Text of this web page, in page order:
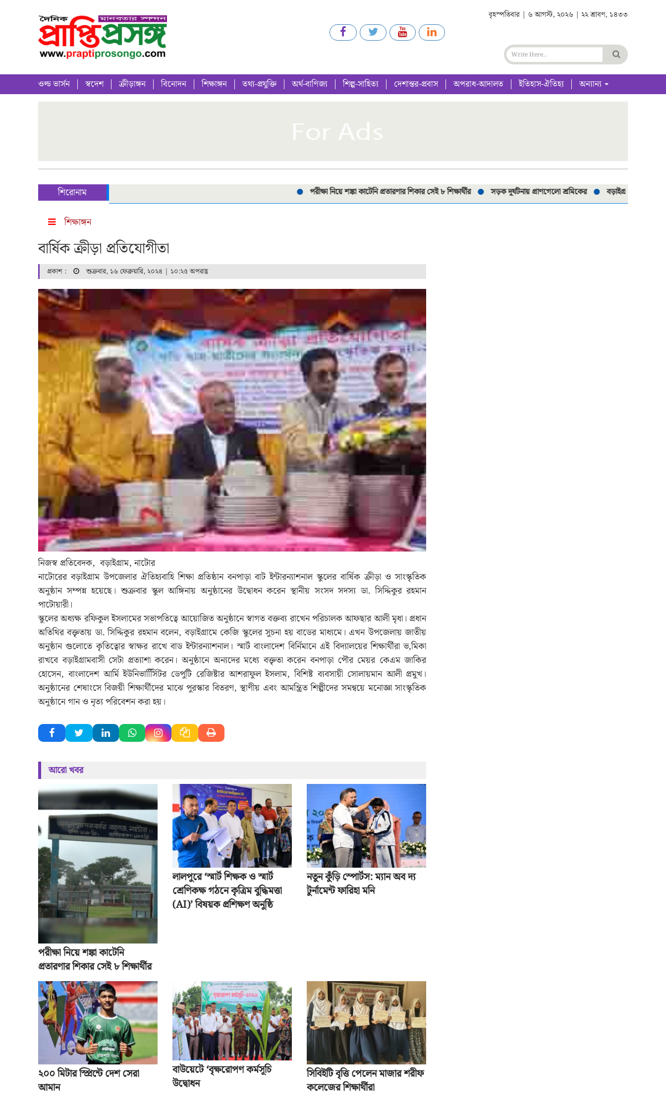
বৃহস্পতিবার | ৬ আগস্ট, ২০২৬ | ২২ শ্রাবণ, ১৪৩৩
ওল্ড ভার্সন স্বদেশ ক্রীড়াঙ্গন বিনোদন শিক্ষাঙ্গন তথ্য-প্রযুক্তি অর্থ-বাণিজ্য শিল্প-সাহিত্য দেশান্তর-প্রবাস অপরাধ-আদালত ইতিহাস-ঐতিহ্য অন্যান্য
শিরোনাম পরীক্ষা নিয়ে শঙ্কা কাটেনি প্রতারণার শিকার সেই ৮ শিক্ষার্থীর সড়ক দূর্ঘটনায় প্রাণগেলো শ্রমিকের বড়াইগ্রামে নিষিদ্ধ ৮০টি
শিক্ষাঙ্গন
বার্ষিক ক্রীড়া প্রতিযোগীতা
প্রকাশ : শুক্রবার, ১৬ ফেব্রুয়ারি, ২০২৪ | ১০:২৫ অপরাহ্ণ
নিজস্ব প্রতিবেদক, বড়াইগ্রাম, নাটোর
নাটোরের বড়াইগ্রাম উপজেলার ঐতিহ্যবাহি শিক্ষা প্রতিষ্ঠান বনপাড়া বাট ইন্টারন্যাশনাল স্কুলের বার্ষিক ক্রীড়া ও সাংস্কৃতিক
অনুষ্ঠান সম্পন্ন হয়েছে। শুক্রবার স্কুল আঙ্গিনায় অনুষ্ঠানের উদ্বোধন করেন স্থানীয় সংসদ সদস্য ডা. সিদ্দিকুর রহমান
পাটোয়ারী।
স্কুলের অধ্যক্ষ রফিকুল ইসলামের সভাপতিত্বে আয়োজিত অনুষ্ঠানে স্বাগত বক্তব্য রাখেন পরিচালক আফছার আলী মৃধা। প্রধান
অতিথির বক্তৃতায় ডা. সিদ্দিকুর রহমান বলেন, বড়াইগ্রামে কেজি স্কুলের সুচনা হয় বাডের মাধ্যমে। এখন উপজেলায় জাতীয়
অনুষ্ঠান গুলোতে কৃতিত্বোর স্বাক্ষর রাখে বাড ইন্টারন্যাশনাল। স্মার্ট বাংলাদেশ বির্নিমানে এই বিদ্যালয়ের শিক্ষার্থীরা ভ‚মিকা
রাখবে বড়াইগ্রামবাসী সেটা প্রত্যাশা করেন। অনুষ্ঠানে অন্যদের মধ্যে বক্তৃতা করেন বনপাড়া পৌর মেয়র কেএম জাকির
হোসেন, বাংলাদেশ আর্মি ইউনিভার্সিিিটর ডেপুটি রেজিষ্টার আশরাফুল ইসলাম, বিশিষ্ট ব্যবসায়ী সোলায়মান আলী প্রমুখ।
অনুষ্ঠানের শেষাংসে বিজয়ী শিক্ষার্থীদের মাঝে পুরস্কার বিতরণ, স্থাণীয় এবং আমন্ত্রিত শিল্পীদের সমন্বয়ে মনোজ্ঞা সাংস্কৃতিক
অনুষ্ঠানে গান ও নৃত্য পরিবেশন করা হয়।
আরো খবর
পরীক্ষা নিয়ে শঙ্কা কাটেনি
প্রতারণার শিকার সেই ৮ শিক্ষার্থীর
লালপুরে ‘স্মার্ট শিক্ষক ও স্মার্ট
শ্রেণিকক্ষ গঠনে কৃত্রিম বুদ্ধিমত্তা
(AI)’ বিষয়ক প্রশিক্ষণ অনুষ্ঠি
নতুন কুঁড়ি স্পোর্টস: ম্যান অব দ্য
টুর্নামেন্ট ফারিহা মনি
২০০ মিটার স্প্রিন্টে দেশ সেরা
আমান
বাউয়েটে ‘বৃক্ষরোপণ কর্মসূচি
উদ্বোধন
সিবিইটি বৃত্তি পেলেন মাজার শরীফ
কলেজের শিক্ষার্থীরা